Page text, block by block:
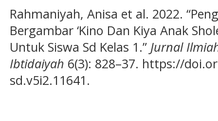
Rahmaniyah, Anisa et al. 2022.
Bergambar ‘Kino Dan Kiya Anak
Untuk Siswa Sd Kelas 1.” Jurnal
Ibtidaiyah 6(3): 828–37. https://
sd.v5i2.11641.